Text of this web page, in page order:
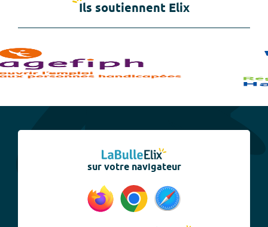
Ils soutiennent Elix
sur votre navigateur